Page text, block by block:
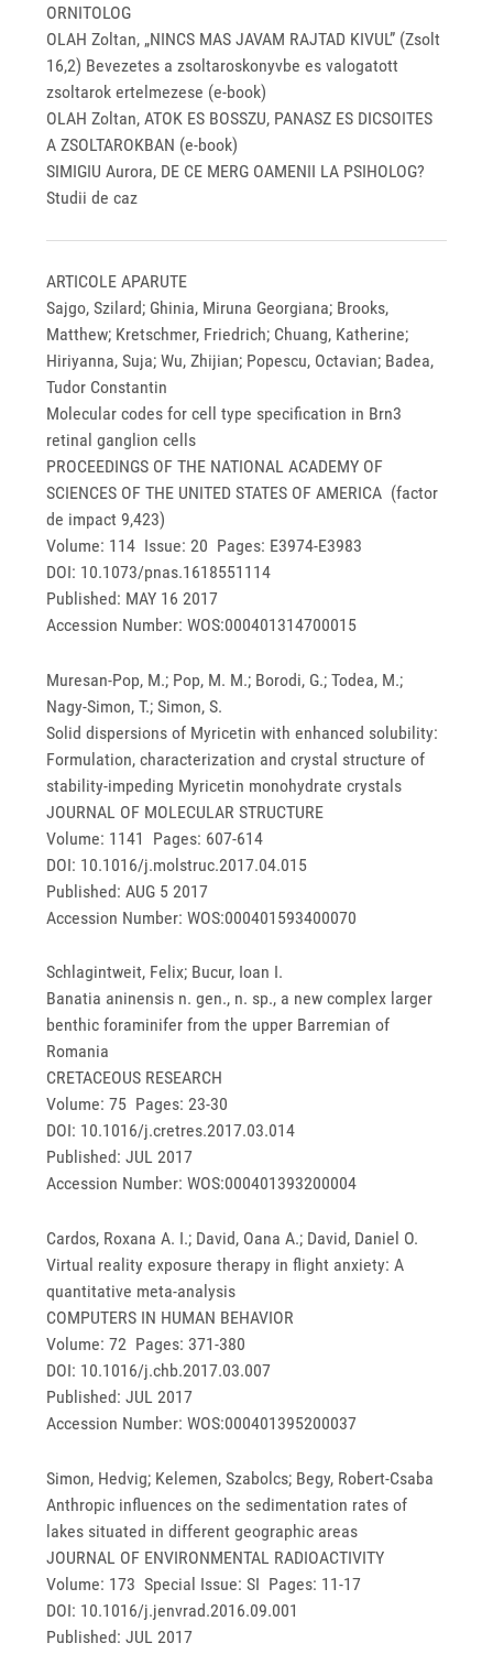
ORNITOLOG
OLAH Zoltan, „NINCS MAS JAVAM RAJTAD KIVUL” (Zsolt
16,2) Bevezetes a zsoltaroskonyvbe es valogatott
zsoltarok ertelmezese (e-book)
OLAH Zoltan, ATOK ES BOSSZU, PANASZ ES DICSOITES
A ZSOLTAROKBAN (e-book)
SIMIGIU Aurora, DE CE MERG OAMENII LA PSIHOLOG?
Studii de caz
ARTICOLE APARUTE
Sajgo, Szilard; Ghinia, Miruna Georgiana; Brooks,
Matthew; Kretschmer, Friedrich; Chuang, Katherine;
Hiriyanna, Suja; Wu, Zhijian; Popescu, Octavian; Badea,
Tudor Constantin
Molecular codes for cell type specification in Brn3
retinal ganglion cells
PROCEEDINGS OF THE NATIONAL ACADEMY OF
SCIENCES OF THE UNITED STATES OF AMERICA (factor
de impact 9,423)
Volume: 114 Issue: 20 Pages: E3974-E3983
DOI: 10.1073/pnas.1618551114
Published: MAY 16 2017
Accession Number: WOS:000401314700015
Muresan-Pop, M.; Pop, M. M.; Borodi, G.; Todea, M.;
Nagy-Simon, T.; Simon, S.
Solid dispersions of Myricetin with enhanced solubility:
Formulation, characterization and crystal structure of
stability-impeding Myricetin monohydrate crystals
JOURNAL OF MOLECULAR STRUCTURE
Volume: 1141 Pages: 607-614
DOI: 10.1016/j.molstruc.2017.04.015
Published: AUG 5 2017
Accession Number: WOS:000401593400070
Schlagintweit, Felix; Bucur, Ioan I.
Banatia aninensis n. gen., n. sp., a new complex larger
benthic foraminifer from the upper Barremian of
Romania
CRETACEOUS RESEARCH
Volume: 75 Pages: 23-30
DOI: 10.1016/j.cretres.2017.03.014
Published: JUL 2017
Accession Number: WOS:000401393200004
Cardos, Roxana A. I.; David, Oana A.; David, Daniel O.
Virtual reality exposure therapy in flight anxiety: A
quantitative meta-analysis
COMPUTERS IN HUMAN BEHAVIOR
Volume: 72 Pages: 371-380
DOI: 10.1016/j.chb.2017.03.007
Published: JUL 2017
Accession Number: WOS:000401395200037
Simon, Hedvig; Kelemen, Szabolcs; Begy, Robert-Csaba
Anthropic influences on the sedimentation rates of
lakes situated in different geographic areas
JOURNAL OF ENVIRONMENTAL RADIOACTIVITY
Volume: 173 Special Issue: SI Pages: 11-17
DOI: 10.1016/j.jenvrad.2016.09.001
Published: JUL 2017